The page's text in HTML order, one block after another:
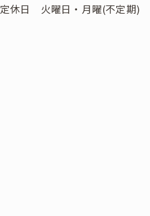
定休日 火曜日・月曜(不定期)